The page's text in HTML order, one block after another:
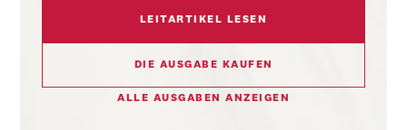
LEITARTIKEL LESEN
DIE AUSGABE KAUFEN
ALLE AUSGABEN ANZEIGEN